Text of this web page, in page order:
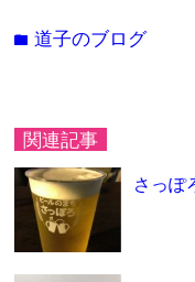
folder道子のブログ
関連記事
さっぽ